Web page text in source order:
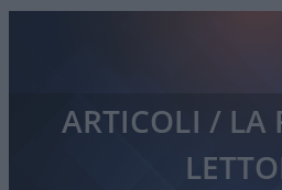
ARTICOLI / LA